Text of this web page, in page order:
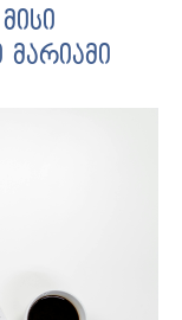
მარიამი